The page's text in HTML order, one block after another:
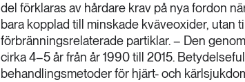
del förklaras av hårdare krav på nya fordon
bara kopplad till minskade kväveoxider, utan
förbränningsrelaterade partiklar. – Den
cirka 4–5 år från år 1990 till 2015.
behandlingsmetoder för hjärt- och